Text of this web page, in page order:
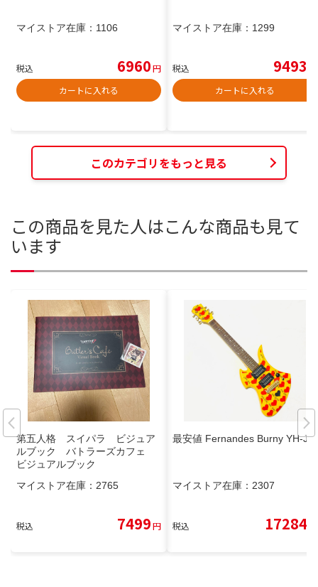
マイストア在庫： 1106
税込 6960円
カートに入れる
マイストア在庫： 1299
税込 9493
カートに入れる
このカテゴリをもっと見る
この商品を見た人はこんな商品も見て
います
第五人格 スイパラ ビジュア
ルブック バトラーズカフェ
ビジュアルブック
マイストア在庫： 2765
税込 7499円
最安値 Fernandes Burny YH-JR
マイストア在庫： 2307
税込 17284